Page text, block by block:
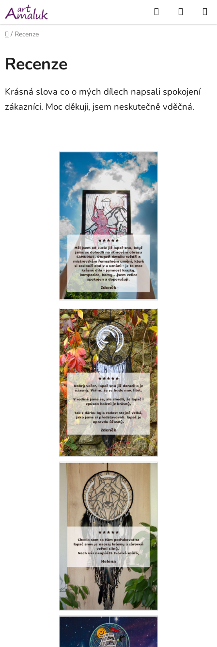
Přejít
na
obsah
Hledat
KOŠÍK
Domů
/ Recenze
Recenze
Krásná slova co o mých dílech napsali spokojení
zákazníci. Moc děkuji, jsem neskutečně vděčná.